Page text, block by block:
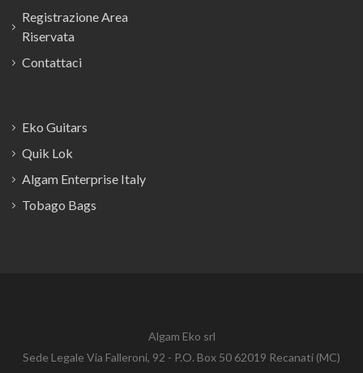
Registrazione Area
Riservata
Contattaci
Eko Guitars
Quik Lok
Algam Enterprise Italy
Tobago Bags
Algam Eko srl
Sede Legale Via Falleroni, 92 - P.O. Box 50 62019 Recanati (MC)